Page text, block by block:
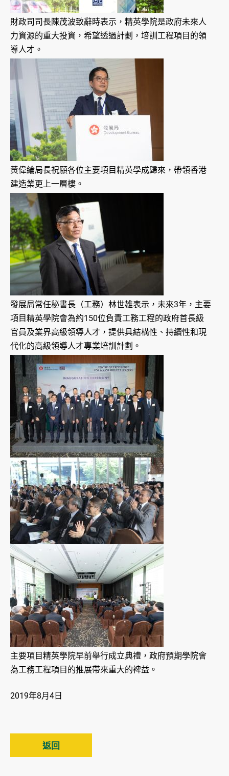
財政司司長陳茂波致辭時表示，精英學院是政府未來人
力資源的重大投資，希望透過計劃，培訓工程項目的領
導人才。
黃偉綸局長祝願各位主要項目精英學成歸來，帶領香港
建造業更上一層樓。
發展局常任秘書長（工務）林世雄表示，未來3年，主要
項目精英學院會為約150位負責工務工程的政府首長級
官員及業界高級領導人才，提供具結構性、持續性和現
代化的高級領導人才專業培訓計劃。
主要項目精英學院早前舉行成立典禮，政府預期學院會
為工務工程項目的推展帶來重大的裨益。
2019年8月4日
返回